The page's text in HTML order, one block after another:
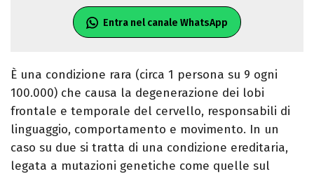
Entra nel canale WhatsApp
È una condizione rara (circa 1 persona su 9 ogni
100.000) che causa la degenerazione dei lobi
frontale e temporale del cervello, responsabili di
linguaggio, comportamento e movimento. In un
caso su due si tratta di una condizione ereditaria,
legata a mutazioni genetiche come quelle sul